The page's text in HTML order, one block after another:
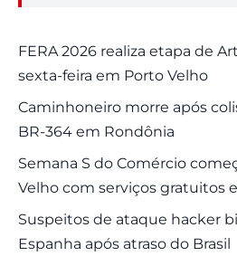
FERA 2026 realiza etapa de
sexta-feira em Porto Velho
Caminhoneiro morre após
BR-364 em Rondônia
Semana S do Comércio
Velho com serviços gratuitos
Suspeitos de ataque hacker
Espanha após atraso do Brasil